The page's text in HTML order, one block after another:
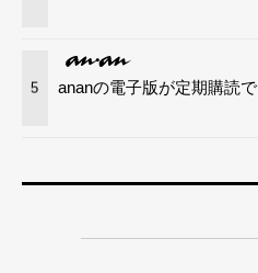
5 ananの電子版が定期購読